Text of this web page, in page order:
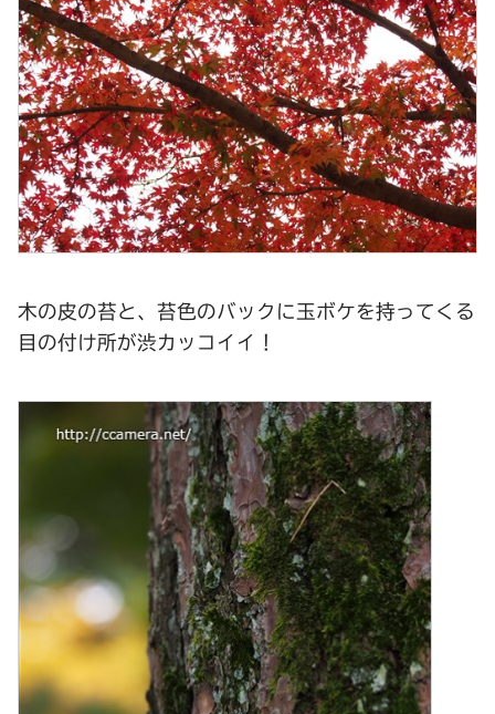
木の皮の苔と、苔色のバックに玉ボケを持ってくる
目の付け所が渋カッコイイ！